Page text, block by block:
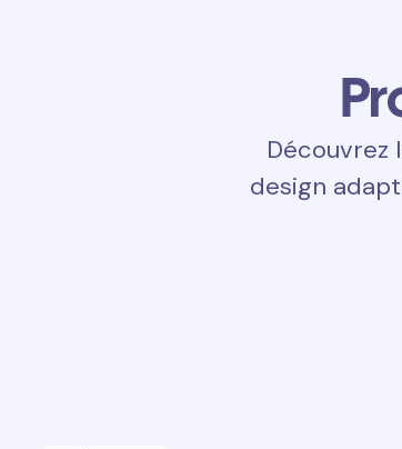
Découvrez
design